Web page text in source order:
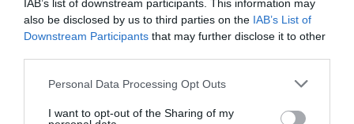
IAB’s list of downstream participants. This information may
also be disclosed by us to third parties on the IAB’s List of
Downstream Participants that may further disclose it to other
Please note that this website/app uses one or more Google
not limited to your visit or usage behaviour. You may click to
Personal Data Processing Opt Outs
I want to opt-out of the Sharing of my
Legfrissebb híreink